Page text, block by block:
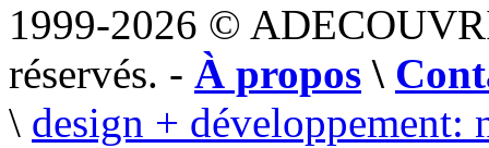
1999-2026 ©
réservés. - À propos \
\ design + développement: